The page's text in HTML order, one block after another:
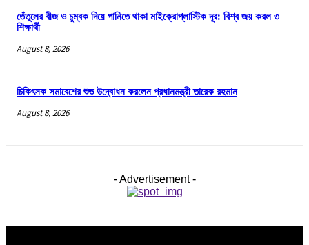
তেঁতুলের বীজ ও চুম্বক দিয়ে পানিতে থাকা মাইক্রোপ্লাস্টিক দূর: বিশ্ব জয় করল ৩
শিক্ষার্থী
August 8, 2026
চিকিৎসক সমাবেশের শুভ উদ্বোধন করলেন প্রধানমন্ত্রী তারেক রহমান
August 8, 2026
- Advertisement -